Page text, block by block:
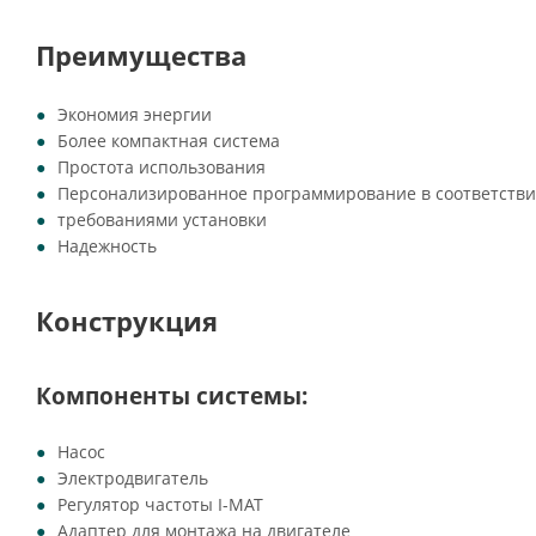
Преимущества
Экономия энергии
Более компактная система
Простота использования
Персонализированное программирование в
требованиями установки
Надежность
Конструкция
Компоненты системы:
Насос
Электродвигатель
Регулятор частоты I-MAT
Адаптер для монтажа на двигателе